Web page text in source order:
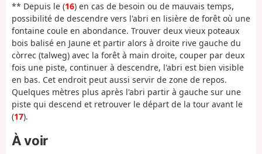
** Depuis le (16) en cas de besoin ou de mauvais temps,
possibilité de descendre vers l'abri en lisière de forêt où une
fontaine coule en abondance. Trouver deux vieux poteaux
bois balisé en Jaune et partir alors à droite rive gauche du
còrrec (talweg) avec la forêt à main droite, couper par deux
fois une piste, continuer à descendre, l'abri est bien visible
en bas. Cet endroit peut aussi servir de zone de repos.
Quelques mètres plus après l'abri partir à gauche sur une
piste qui descend et retrouver le départ de la tour avant le
(17).
À voir